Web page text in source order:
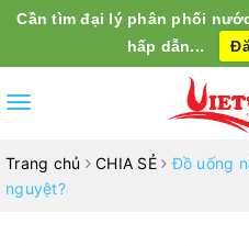
Toggle
Trang chủ CHIA SẺ
Đồ uống
nguyệt?
Cần tìm đại lý phân phối
hấp dẫn...